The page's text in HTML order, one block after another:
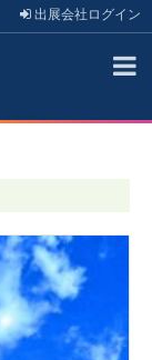
出展会社 ログイン